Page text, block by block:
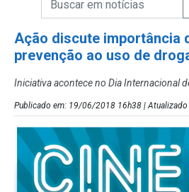
Ação discute importância
prevenção ao uso de
Iniciativa acontece no Dia Internacional
Publicado em: 19/06/2018 16h38 |